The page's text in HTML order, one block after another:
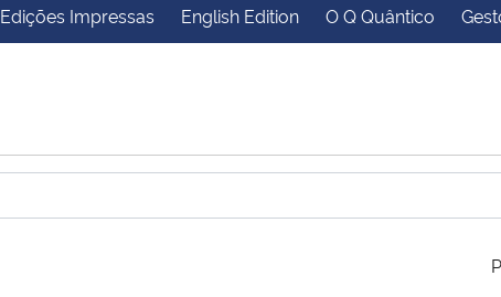
Ministério do
Controladoria-Geral da
Edições Impressas English Edition O Q Quântico